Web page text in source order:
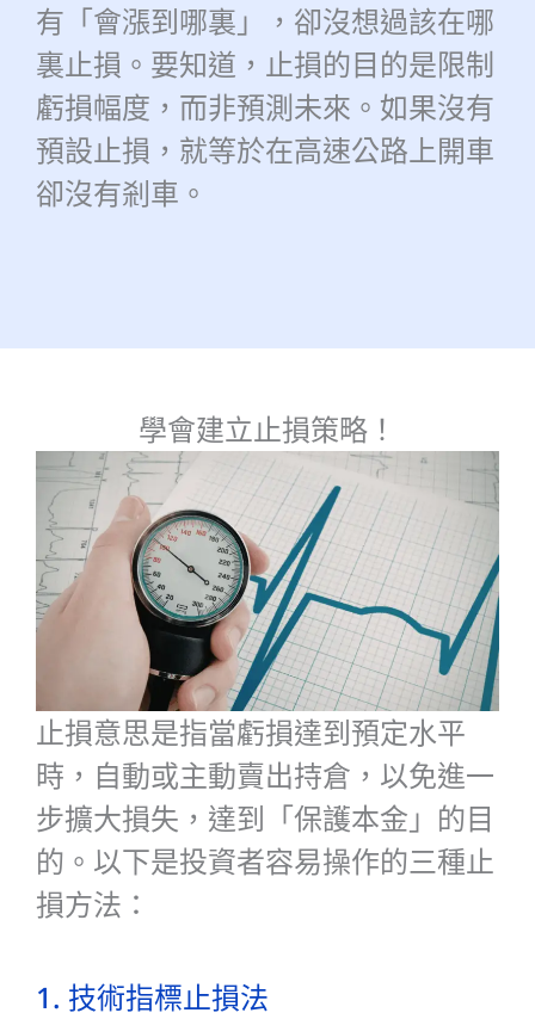
有「會漲到哪裏」，卻沒想過該在哪
裏止損。要知道，止損的目的是限制
虧損幅度，而非預測未來。如果沒有
預設止損，就等於在高速公路上開車
卻沒有剎車。
學會建立止損策略！
止損意思是指當虧損達到預定水平
時，自動或主動賣出持倉，以免進一
步擴大損失，達到「保護本金」的目
的。以下是投資者容易操作的三種止
損方法：
1. 技術指標止損法